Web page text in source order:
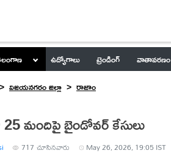
ఉద్యోగాలు ట్రెండింగ్ వాతావరణం
విజయనగరం జిల్లా రాజాం
మందిపై బైండోవర్ కేసులు
717 చూసినవారు May 26, 2026, 19:05 IST